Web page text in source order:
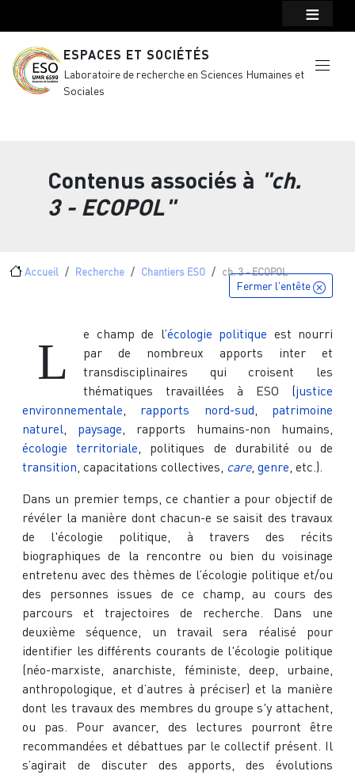
ESPACES ET SOCIÉTÉS
Laboratoire de recherche en Sciences Humaines et
Sociales
Contenus associés à "ch.
3 - ECOPOL"
Fil d'Ariane
Accueil Recherche Chantiers ESO ch. 3 - ECOPOL
Fermer l'entête
L e champ de l’écologie politique est nourri
par de nombreux apports inter et
transdisciplinaires qui croisent les
thématiques travaillées à ESO (justice
environnementale, rapports nord-sud, patrimoine
naturel, paysage, rapports humains-non humains,
écologie territoriale, politiques de durabilité ou de
transition, capacitations collectives, care, genre, etc.).
Dans un premier temps, ce chantier a pour objectif de
révéler la manière dont chacun-e se saisit des travaux
de l'écologie politique, à travers des récits
biographiques de la rencontre ou bien du voisinage
entretenu avec des thèmes de l’écologie politique et/ou
des personnes issues de ce champ, au cours des
parcours et trajectoires de recherche. Dans une
deuxième séquence, un travail sera réalisé pour
identifier les différents courants de l'écologie politique
(néo-marxiste, anarchiste, féministe, deep, urbaine,
anthropologique, et d’autres à préciser) et la manière
dont les travaux des membres du groupe s'y attachent,
ou pas. Pour avancer, des lectures pourront être
recommandées et débattues par le collectif présent. Il
s’agirait de discuter des apports, des évolutions